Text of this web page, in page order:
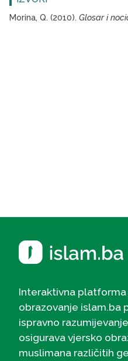
Morina, Q. (2010). Glosar i
Interaktivna platforma
obrazovanje islam.ba
ispravno
osigurava vjersko
muslimana različitih